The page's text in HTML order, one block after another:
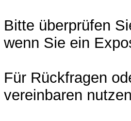
Bitte überprüfen
wenn Sie ein
Für Rückfragen
vereinbaren